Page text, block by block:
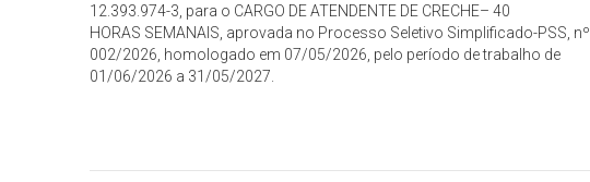
12.393.974-3, para o CARGO DE ATENDENTE DE CRECHE– 40
HORAS SEMANAIS, aprovada no Processo Seletivo Simplificado-PSS, nº
002/2026, homologado em 07/05/2026, pelo período de trabalho de
01/06/2026 a 31/05/2027.